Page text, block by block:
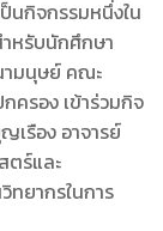
นกิจกรรมหนึ่งใน
หรับนักศึกษา
มนุษย์ คณะ
ครอง เข้าร่วมกิจ
เรือง อาจารย์
ตร์และ
ทยากรในการ